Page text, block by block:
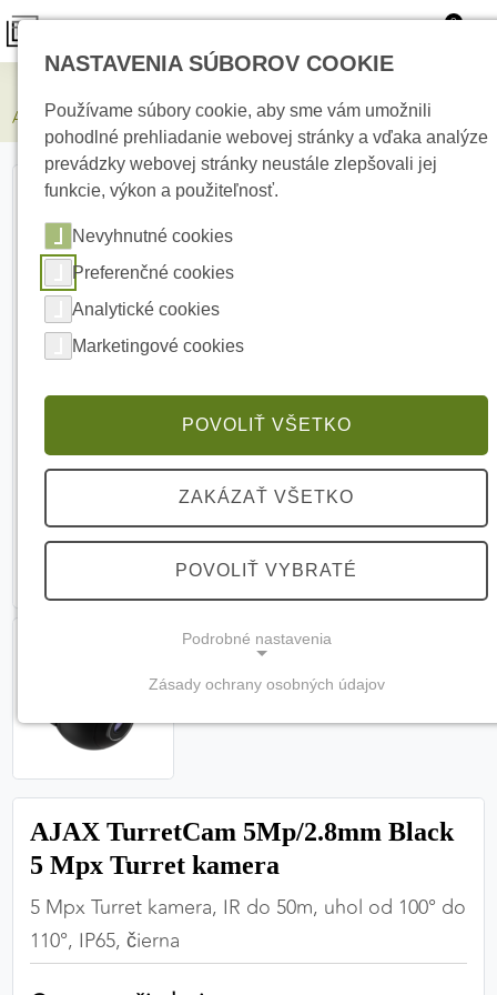
0
AJAX TurretCam 5Mp/2.8mm Black 5 Mpx Turret kamera
AJAX TurretCam 5Mp/2.8mm Black
5 Mpx Turret kamera
5 Mpx Turret kamera, IR do 50m, uhol od 100° do
110°, IP65, čierna
NASTAVENIA SÚBOROV COOKIE
Používame súbory cookie, aby sme vám umožnili
pohodlné prehliadanie webovej stránky a vďaka analýze
prevádzky webovej stránky neustále zlepšovali jej
funkcie, výkon a použiteľnosť.
Nevyhnutné cookies
Preferenčné cookies
Analytické cookies
Marketingové cookies
POVOLIŤ VŠETKO
ZAKÁZAŤ VŠETKO
POVOLIŤ VYBRATÉ
Podrobné nastavenia
(vždy aktívne, nemožno vypnúť)
Tieto cookies sú potrebné na správne fungovanie
zabezpečiť jej plnú funkčnosť.
Zásady ochrany osobných údajov